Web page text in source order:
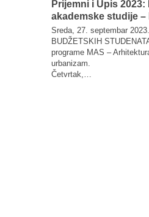
Prijemni i Upis 2023:
akademske studije
Sreda, 27. septembar
BUDŽETSKIH
programe MAS –
urbanizam.
Četvrtak,…